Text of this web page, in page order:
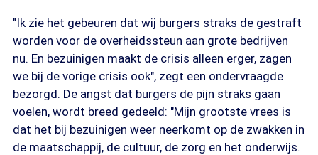
"Ik zie het gebeuren dat wij burgers straks de gestraft
worden voor de overheidssteun aan grote bedrijven
nu. En bezuinigen maakt de crisis alleen erger, zagen
we bij de vorige crisis ook", zegt een ondervraagde
bezorgd. De angst dat burgers de pijn straks gaan
voelen, wordt breed gedeeld: "Mijn grootste vrees is
dat het bij bezuinigen weer neerkomt op de zwakken in
de maatschappij, de cultuur, de zorg en het onderwijs.